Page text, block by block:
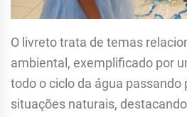
O livreto trata de temas
ambiental, exemplificado por
todo o ciclo da água passando
situações naturais,